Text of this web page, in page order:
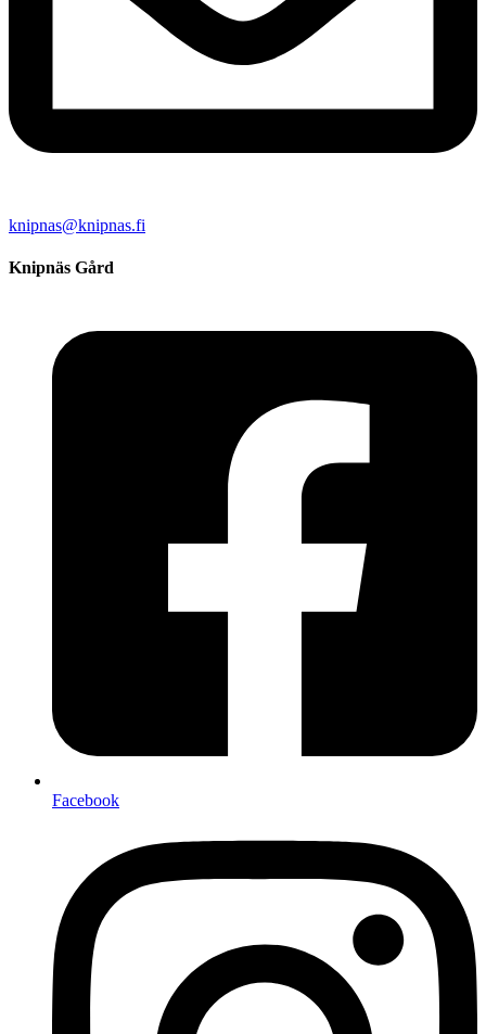
knipnas@knipnas.fi
Knipnäs Gård
Facebook